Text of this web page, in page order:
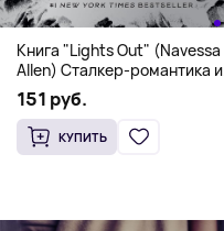
Книга "Lights Out" (Navessa
Allen) Сталкер-романтика и
человек в маске (18+)
151 руб.
КУПИТЬ